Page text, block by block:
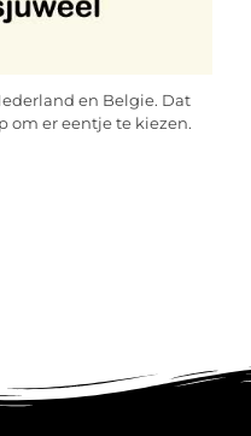
en Belgie. Dat
om er eentje te kiezen.